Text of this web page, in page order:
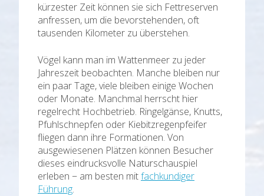
kürzester Zeit können sie sich Fettreserven
anfressen, um die bevorstehenden, oft
tausenden Kilometer zu überstehen.
Vögel kann man im Wattenmeer zu jeder
Jahreszeit beobachten. Manche bleiben nur
ein paar Tage, viele bleiben einige Wochen
oder Monate. Manchmal herrscht hier
regelrecht Hochbetrieb. Ringelgänse, Knutts,
Pfuhlschnepfen oder Kiebitzregenpfeifer
fliegen dann ihre Formationen. Von
ausgewiesenen Plätzen können Besucher
dieses eindrucksvolle Naturschauspiel
erleben − am besten mitfachkundiger
Führung.